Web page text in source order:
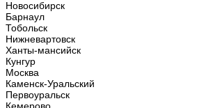
Новосибирск
Барнаул
Тобольск
Нижневартовск
Ханты-мансийск
Кунгур
Москва
Каменск-Уральский
Первоуральск